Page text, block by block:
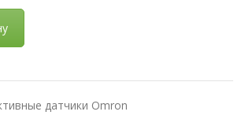
датчики Omron